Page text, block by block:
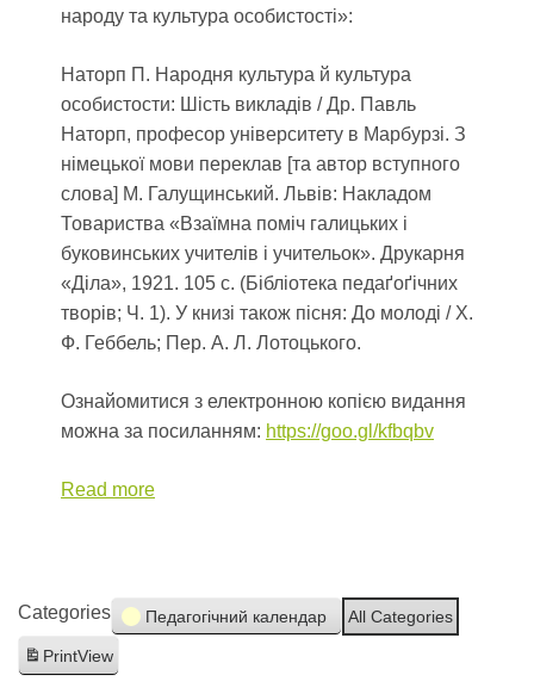
народу та культура особистості»:
Наторп П. Народня культура й культура
особистости: Шість викладів / Др. Павль
Наторп, професор університету в Марбурзі. З
німецької мови переклав [та автор вступного
слова] М. Галущинський. Львів: Накладом
Товариства «Взаїмна поміч галицьких і
буковинських учителів і учительок». Друкарня
«Діла», 1921. 105 c. (Бібліотека педаґоґічних
творів; Ч. 1). У книзі також пісня: До молоді / Х.
Ф. Геббель; Пер. А. Л. Лотоцького.
Ознайомитися з електронною копією видання
можна за посиланням: https://goo.gl/kfbqbv
Read more
Categories Педагогічний календар All Categories
PrintView